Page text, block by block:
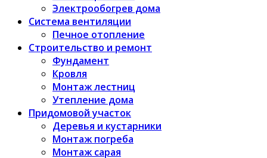
Электрообогрев дома
Система вентиляции
Печное отопление
Строительство и ремонт
Фундамент
Кровля
Монтаж лестниц
Утепление дома
Придомовой участок
Деревья и кустарники
Монтаж погреба
Монтаж сарая